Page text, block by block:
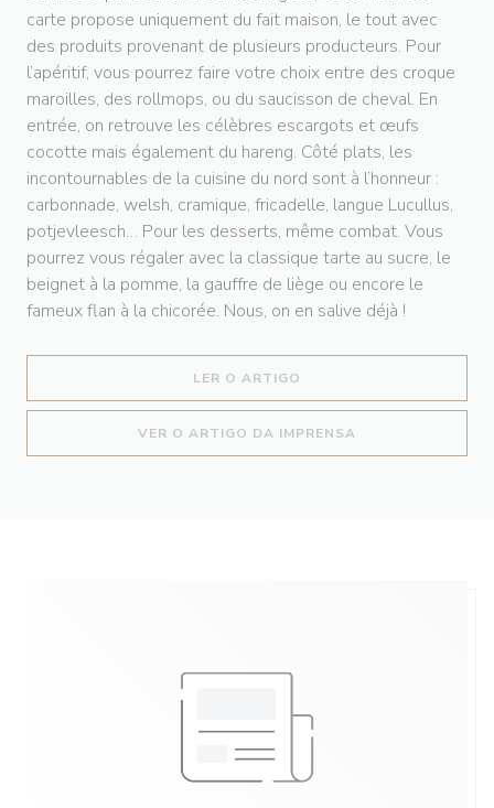
carte propose uniquement du fait maison, le tout avec
des produits provenant de plusieurs producteurs. Pour
l’apéritif, vous pourrez faire votre choix entre des croque
maroilles, des rollmops, ou du saucisson de cheval. En
entrée, on retrouve les célèbres escargots et œufs
cocotte mais également du hareng. Côté plats, les
incontournables de la cuisine du nord sont à l’honneur :
carbonnade, welsh, cramique, fricadelle, langue Lucullus,
potjevleesch… Pour les desserts, même combat. Vous
pourrez vous régaler avec la classique tarte au sucre, le
beignet à la pomme, la gauffre de liège ou encore le
fameux flan à la chicorée. Nous, on en salive déjà !
LER O ARTIGO
VER O ARTIGO DA IMPRENSA((ABRE NUMA